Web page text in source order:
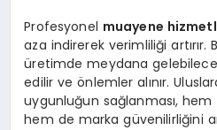
Profesyonel muayene
aza indirerek verimliliği artırır.
üretimde meydana
edilir ve önlemler alınır.
uygunluğun sağlanması,
hem de marka güvenilirliğini